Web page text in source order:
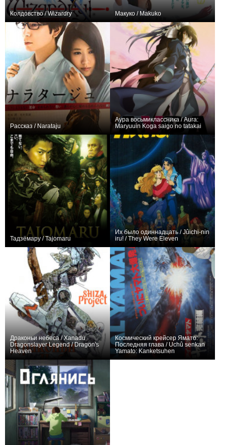
Колдовство / Wizardry Макуко / Makuko
Рассказ / Narataju
Аура восьмиклассника / Aura:
Maryuuin Koga saigo no tatakai
Тадзёмару / Tajomaru
Их было одиннадцать / Jûichi-nin
iru! / They Were Eleven
Драконьи небеса / Xanadu
Dragonslayer Legend / Dragon's
Heaven
Космический крейсер Ямато:
Последняя глава / Uchû senkan
Yamato: Kanketsuhen